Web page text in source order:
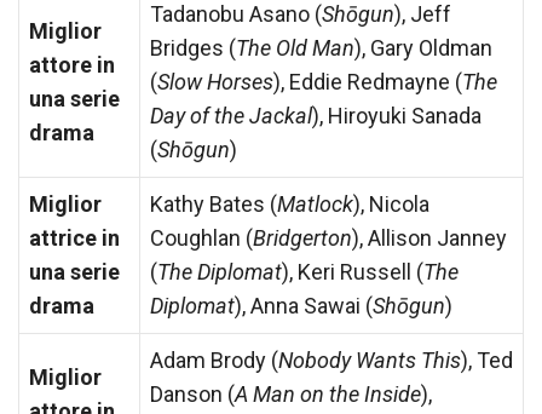
Miglior
attore in
una serie
drama
Tadanobu Asano (Shōgun), Jeff
Bridges (The Old Man), Gary Oldman
(Slow Horses), Eddie Redmayne (The
Day of the Jackal), Hiroyuki Sanada
(Shōgun)
Miglior
attrice in
una serie
drama
Kathy Bates (Matlock), Nicola
Coughlan (Bridgerton), Allison Janney
(The Diplomat), Keri Russell (The
Diplomat), Anna Sawai (Shōgun)
Miglior
Adam Brody (Nobody Wants This), Ted
Danson (A Man on the Inside),